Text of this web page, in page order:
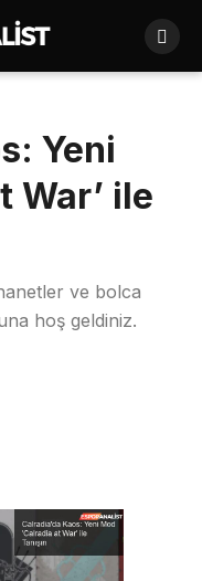
Yeni
War’ ile
ve bolca
hoş geldiniz.